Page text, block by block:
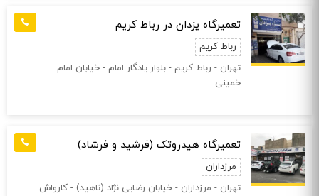
تعمیرگاه یزدان در رباط کریم
رباط کریم
تهران - رباط کریم - بلوار یادگار امام - خیابان امام
خمینی
تعمیرگاه هیدروتک (فرشید و فرشاد)
مرزداران
تهران - مرزداران - خیابان رضایی نژاد (ناهید) - کارواش